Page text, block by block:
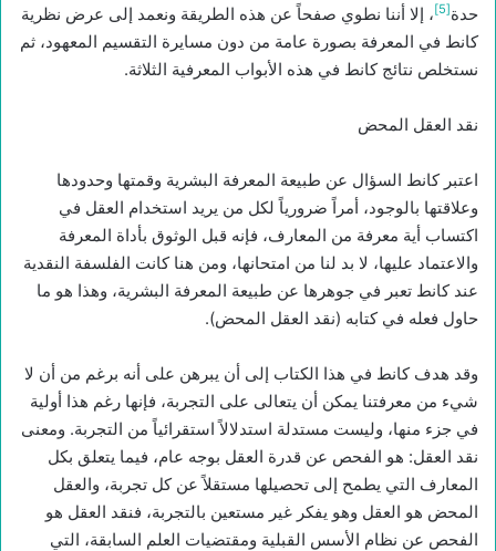
حدة[5]
، إلا أننا نطوي صفحاً عن هذه الطريقة ونعمد إلى عرض نظرية
كانط في المعرفة بصورة عامة من دون مسايرة التقسيم المعهود، ثم
نستخلص نتائج كانط في هذه الأبواب المعرفية الثلاثة.
نقد العقل المحض
اعتبر كانط السؤال عن طبيعة المعرفة البشرية وقمتها وحدودها
وعلاقتها بالوجود، أمراً ضرورياً لكل من يريد استخدام العقل في
اكتساب أية معرفة من المعارف، فإنه قبل الوثوق بأداة المعرفة
والاعتماد عليها، لا بد لنا من امتحانها، ومن هنا كانت الفلسفة النقدية
عند كانط تعبر في جوهرها عن طبيعة المعرفة البشرية، وهذا هو ما
حاول فعله في كتابه (نقد العقل المحض).
وقد هدف كانط في هذا الكتاب إلى أن يبرهن على أنه برغم من أن لا
شيء من معرفتنا يمكن أن يتعالى على التجربة، فإنها رغم هذا أولية
في جزء منها، وليست مستدلة استدلالاً استقرائياً من التجربة. ومعنى
نقد العقل: هو الفحص عن قدرة العقل بوجه عام، فيما يتعلق بكل
المعارف التي يطمح إلى تحصيلها مستقلاً عن كل تجربة، والعقل
المحض هو العقل وهو يفكر غير مستعين بالتجربة، فنقد العقل هو
الفحص عن نظام الأسس القبلية ومقتضيات العلم السابقة، التي